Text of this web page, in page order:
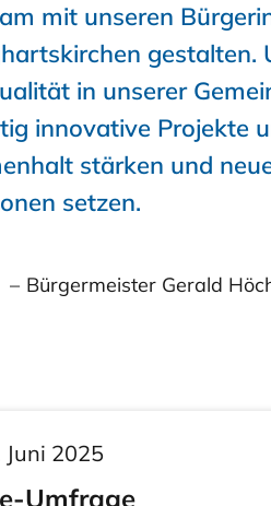
mit unseren
gestalten.
in unserer
innovative Projekte
stärken und
setzen.
Bürgermeister Gerald
Juni 2025
Umfrage